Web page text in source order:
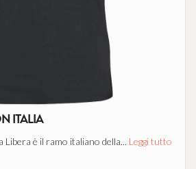
ITALIA
Libera è il ramo italiano della... Leggi tutto